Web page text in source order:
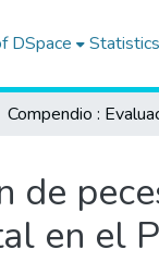
DSpace Statistics
de
en el